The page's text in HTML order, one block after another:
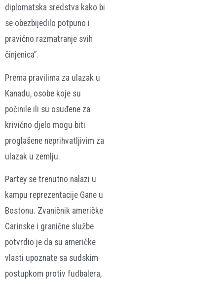
diplomatska sredstva kako bi
se obezbijedilo potpuno i
pravično razmatranje svih
činjenica”.
Prema pravilima za ulazak u
Kanadu, osobe koje su
počinile ili su osuđene za
krivično djelo mogu biti
proglašene neprihvatljivim za
ulazak u zemlju.
Partey se trenutno nalazi u
kampu reprezentacije Gane u
Bostonu. Zvaničnik američke
Carinske i granične službe
potvrdio je da su američke
vlasti upoznate sa sudskim
postupkom protiv fudbalera,